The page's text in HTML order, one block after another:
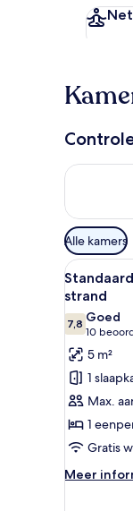
De
filters
voor
kamers
Alle kamers
Alle
foto's
voor
niet-
roken,
aan
het
strand
laden
7
strand
7,87,8 van 10
Goed
10
(10
5 m²
1
Max.
1
Gratis
Meer
Meer